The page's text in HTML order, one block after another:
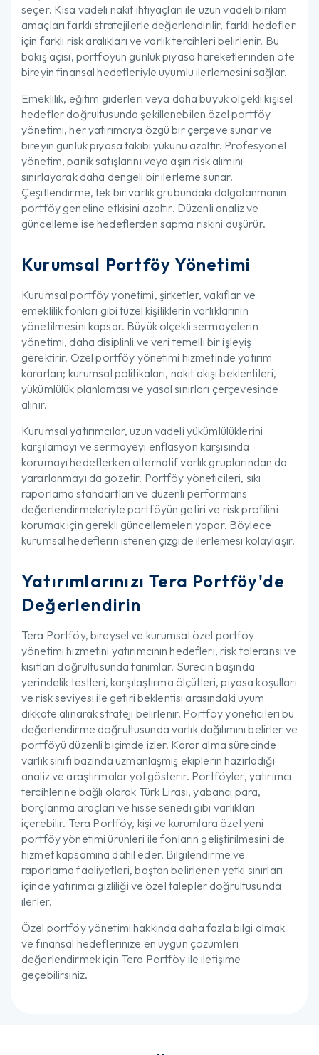
seçer. Kısa vadeli nakit ihtiyaçları ile uzun vadeli birikim
amaçları farklı stratejilerle değerlendirilir, farklı hedefler
için farklı risk aralıkları ve varlık tercihleri belirlenir. Bu
bakış açısı, portföyün günlük piyasa hareketlerinden öte
bireyin finansal hedefleriyle uyumlu ilerlemesini sağlar.
Emeklilik, eğitim giderleri veya daha büyük ölçekli kişisel
hedefler doğrultusunda şekillenebilen özel portföy
yönetimi, her yatırımcıya özgü bir çerçeve sunar ve
bireyin günlük piyasa takibi yükünü azaltır. Profesyonel
yönetim, panik satışlarını veya aşırı risk alımını
sınırlayarak daha dengeli bir ilerleme sunar.
Çeşitlendirme, tek bir varlık grubundaki dalgalanmanın
portföy geneline etkisini azaltır. Düzenli analiz ve
güncelleme ise hedeflerden sapma riskini düşürür.
Kurumsal Portföy Yönetimi
Kurumsal portföy yönetimi, şirketler, vakıflar ve
emeklilik fonları gibi tüzel kişiliklerin varlıklarının
yönetilmesini kapsar. Büyük ölçekli sermayelerin
yönetimi, daha disiplinli ve veri temelli bir işleyiş
gerektirir. Özel portföy yönetimi hizmetinde yatırım
kararları; kurumsal politikaları, nakit akışı beklentileri,
yükümlülük planlaması ve yasal sınırları çerçevesinde
alınır.
Kurumsal yatırımcılar, uzun vadeli yükümlülüklerini
karşılamayı ve sermayeyi enflasyon karşısında
korumayı hedeflerken alternatif varlık gruplarından da
yararlanmayı da gözetir. Portföy yöneticileri, sıkı
raporlama standartları ve düzenli performans
değerlendirmeleriyle portföyün getiri ve risk profilini
korumak için gerekli güncellemeleri yapar. Böylece
kurumsal hedeflerin istenen çizgide ilerlemesi kolaylaşır.
Yatırımlarınızı Tera Portföy'de
Değerlendirin
Tera Portföy, bireysel ve kurumsal özel portföy
yönetimi hizmetini yatırımcının hedefleri, risk toleransı ve
kısıtları doğrultusunda tanımlar. Sürecin başında
yerindelik testleri, karşılaştırma ölçütleri, piyasa koşulları
ve risk seviyesi ile getiri beklentisi arasındaki uyum
dikkate alınarak strateji belirlenir. Portföy yöneticileri bu
değerlendirme doğrultusunda varlık dağılımını belirler ve
portföyü düzenli biçimde izler. Karar alma sürecinde
varlık sınıfı bazında uzmanlaşmış ekiplerin hazırladığı
analiz ve araştırmalar yol gösterir. Portföyler, yatırımcı
tercihlerine bağlı olarak Türk Lirası, yabancı para,
borçlanma araçları ve hisse senedi gibi varlıkları
içerebilir. Tera Portföy, kişi ve kurumlara özel yeni
portföy yönetimi ürünleri ile fonların geliştirilmesini de
hizmet kapsamına dahil eder. Bilgilendirme ve
raporlama faaliyetleri, baştan belirlenen yetki sınırları
içinde yatırımcı gizliliği ve özel talepler doğrultusunda
ilerler.
Özel portföy yönetimi hakkında daha fazla bilgi almak
ve finansal hedeflerinize en uygun çözümleri
değerlendirmek için Tera Portföy ile iletişime
geçebilirsiniz.